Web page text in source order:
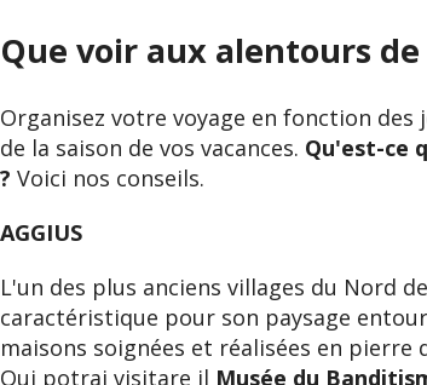
Que voir aux alentours
Organisez votre voyage en fonction
de la saison de vos vacances. Qu'est-ce
? Voici nos conseils.
AGGIUS
L'un des plus anciens villages du Nord
caractéristique pour son paysage
maisons soignées et réalisées en pierre
Qui potrai visitare il Musée du